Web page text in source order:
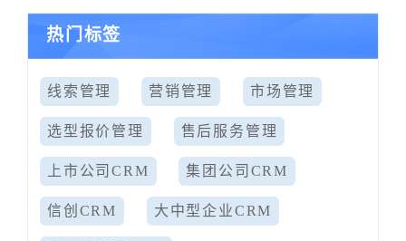
热门标签
线索管理 营销管理 市场管理
选型报价管理 售后服务管理
上市公司CRM 集团公司CRM
信创CRM 大中型企业CRM